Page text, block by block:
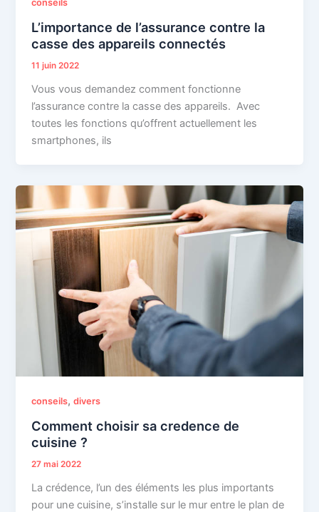
conseils
L’importance de l’assurance contre la
casse des appareils connectés
11 juin 2022
Vous vous demandez comment fonctionne
l’assurance contre la casse des appareils. Avec
toutes les fonctions qu’offrent actuellement les
smartphones, ils
conseils,divers
Comment choisir sa credence de
cuisine ?
27 mai 2022
La crédence, l’un des éléments les plus importants
pour une cuisine, s’installe sur le mur entre le plan de